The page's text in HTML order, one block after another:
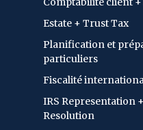
Estate + Trust Tax
Planification et
particuliers
Fiscalité
IRS Representation
Resolution